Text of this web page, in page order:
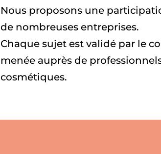
Nous proposons une
de nombreuses entreprises.
Chaque sujet est validé par le
menée auprès de
cosmétiques.